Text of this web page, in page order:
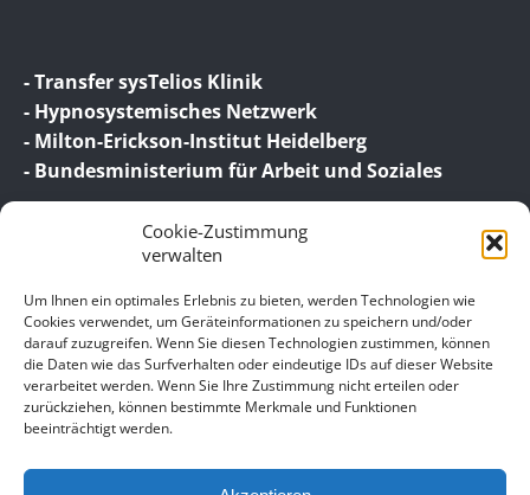
Cookie-Zustimmung
verwalten
Um Ihnen ein optimales Erlebnis zu bieten, werden Technologien wie
Cookies verwendet, um Geräteinformationen zu speichern und/oder
darauf zuzugreifen. Wenn Sie diesen Technologien zustimmen, können
die Daten wie das Surfverhalten oder eindeutige IDs auf dieser Website
verarbeitet werden. Wenn Sie Ihre Zustimmung nicht erteilen oder
zurückziehen, können bestimmte Merkmale und Funktionen
beeinträchtigt werden.
- Transfer sysTelios Klinik
- Hypnosystemisches Netzwerk
- Milton-Erickson-Institut Heidelberg
- Bundesministerium für Arbeit und Soziales
© 2026 Birgit Wagner – Coaching | Beratung |
Supervision
Datenschutz